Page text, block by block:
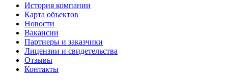
История компании
Карта объектов
Новости
Вакансии
Партнеры и заказчики
Лицензии и свидетельства
Отзывы
Контакты